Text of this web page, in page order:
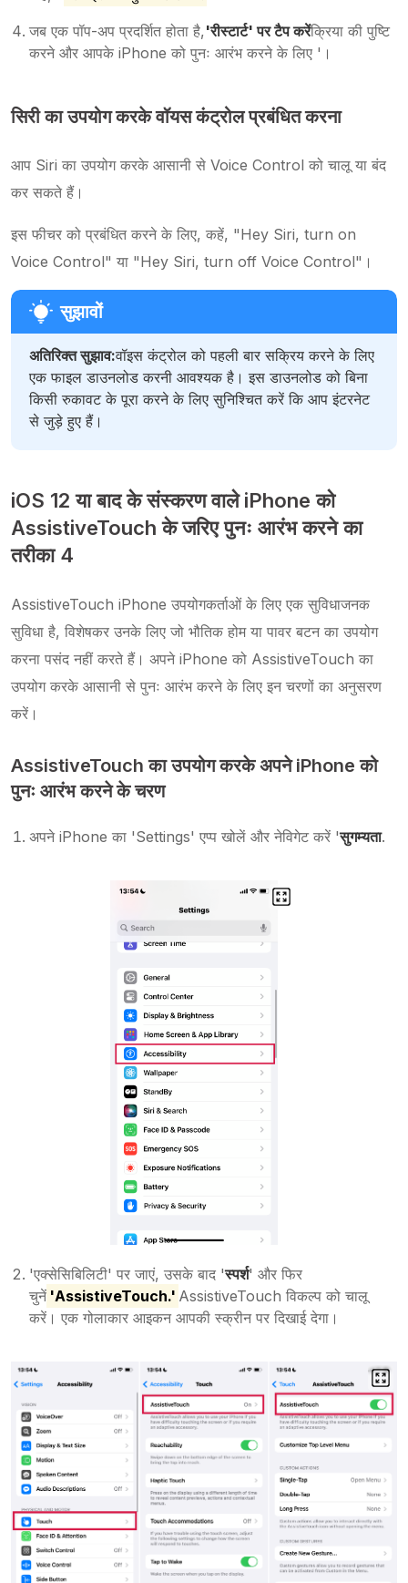
जब एक पॉप-अप प्रदर्शित होता है,'रीस्टार्ट' पर टैप करेंक्रिया की पुष्टि
करने और आपके iPhone को पुनः आरंभ करने के लिए '।
सिरी का उपयोग करके वॉयस कंट्रोल प्रबंधित करना
आप Siri का उपयोग करके आसानी से Voice Control को चालू या बंद
कर सकते हैं।
इस फीचर को प्रबंधित करने के लिए, कहें, "Hey Siri, turn on
Voice Control" या "Hey Siri, turn off Voice Control"।
अतिरिक्त सुझाव:वॉइस कंट्रोल को पहली बार सक्रिय करने के लिए
एक फाइल डाउनलोड करनी आवश्यक है। इस डाउनलोड को बिना
किसी रुकावट के पूरा करने के लिए सुनिश्चित करें कि आप इंटरनेट
से जुड़े हुए हैं।
iOS 12 या बाद के संस्करण वाले iPhone को
AssistiveTouch के जरिए पुनः आरंभ करने का
तरीका 4
AssistiveTouch iPhone उपयोगकर्ताओं के लिए एक सुविधाजनक
सुविधा है, विशेषकर उनके लिए जो भौतिक होम या पावर बटन का उपयोग
करना पसंद नहीं करते हैं। अपने iPhone को AssistiveTouch का
उपयोग करके आसानी से पुनः आरंभ करने के लिए इन चरणों का अनुसरण
करें।
AssistiveTouch का उपयोग करके अपने iPhone को
पुनः आरंभ करने के चरण
अपने iPhone का 'Settings' एप्प खोलें और नेविगेट करें 'सुगम्यता.
'एक्सेसिबिलिटी' पर जाएं, उसके बाद 'स्पर्श' और फिर
चुनें 'AssistiveTouch.' AssistiveTouch विकल्प को चालू
करें। एक गोलाकार आइकन आपकी स्क्रीन पर दिखाई देगा।